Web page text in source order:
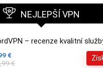
NEJLEPŠÍ VPN
– recenze kvalitní
€
€